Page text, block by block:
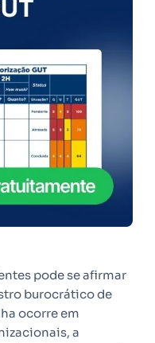
pode se afirmar
burocrático de
ocorre em
a